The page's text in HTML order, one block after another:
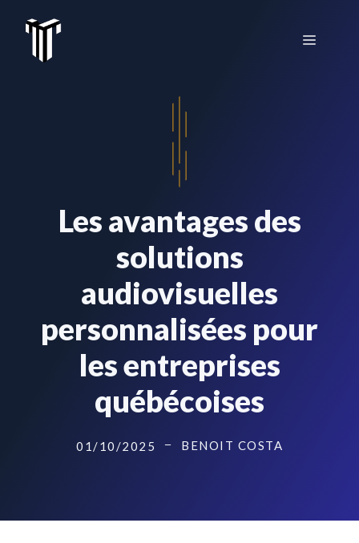
contenu
Menu
Les avantages des
solutions
audiovisuelles
personnalisées pour
les entreprises
québécoises
01/10/2025 BENOIT COSTA